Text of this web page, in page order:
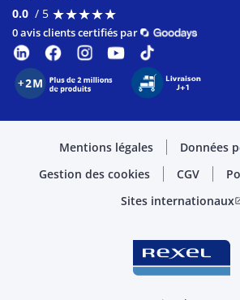
0.0 / 5 ★★★★★
★★★★★
0 avis clients certifiés par
Mentions légales
Données
Gestion des cookies
CGV
Sites internationaux